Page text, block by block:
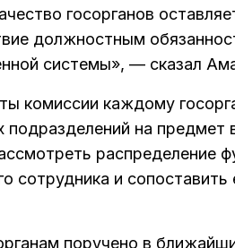
госорганов
должностным
системы», — сказал
комиссии каждому
подразделений на предмет
распределение
сотрудника и сопоставить
поручено в